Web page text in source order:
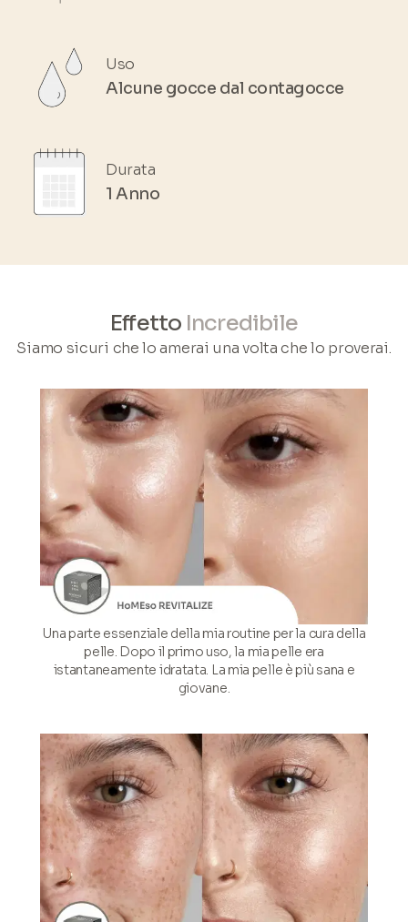
Uso
Alcune gocce dal contagocce
Durata
1 Anno
Effetto Incredibile
Siamo sicuri che lo amerai una volta che lo proverai.
Una parte essenziale della mia routine per la cura della
pelle. Dopo il primo uso, la mia pelle era
istantaneamente idratata. La mia pelle è più sana e
giovane.